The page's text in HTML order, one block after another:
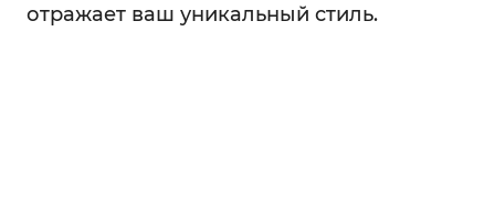
отражает ваш уникальный стиль.